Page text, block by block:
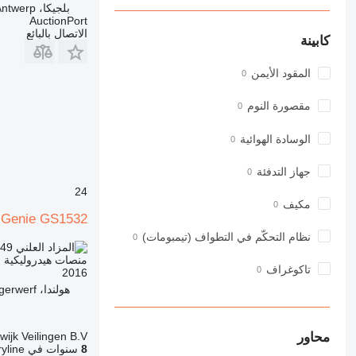
كابينة
المقود الأيمن
مقصورة النوم
الوسادة الهوائية
جهاز التدفئة
مكيف
نظام التحكّم في التطواف (تيمبومات)
تاكوغراف
محاور
بلجيكا، Antwerp
AuctionPort
الاتصال بالبائع
24
Genie GS1532
منصات هيدروليكية
2016
هولندا، Wieringerwerf
Veilingen B.V.
8سنوات في Machineryline